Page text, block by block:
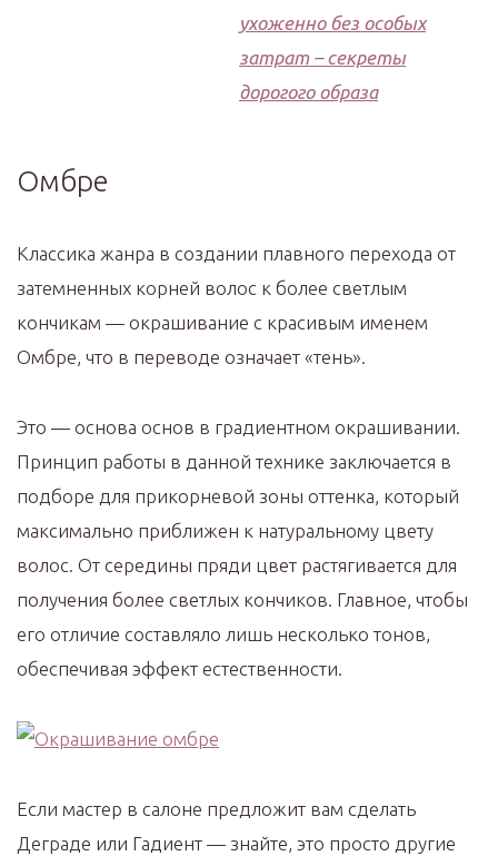
ухоженно без особых
затрат – секреты
дорогого образа
Омбре
Классика жанра в создании плавного перехода от
затемненных корней волос к более светлым
кончикам — окрашивание с красивым именем
Омбре, что в переводе означает «тень».
Это — основа основ в градиентном окрашивании.
Принцип работы в данной технике заключается в
подборе для прикорневой зоны оттенка, который
максимально приближен к натуральному цвету
волос. От середины пряди цвет растягивается для
получения более светлых кончиков. Главное, чтобы
его отличие составляло лишь несколько тонов,
обеспечивая эффект естественности.
Если мастер в салоне предложит вам сделать
Деграде или Гадиент — знайте, это просто другие